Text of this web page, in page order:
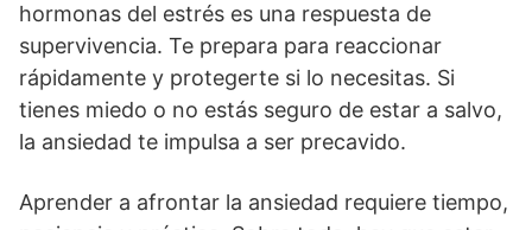
hormonas del estrés es una respuesta de
supervivencia. Te prepara para reaccionar
rápidamente y protegerte si lo necesitas. Si
tienes miedo o no estás seguro de estar a salvo,
la ansiedad te impulsa a ser precavido.
Aprender a afrontar la ansiedad requiere tiempo,